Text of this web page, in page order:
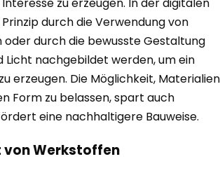
durch die Verwendung von
oder durch die bewusste Gestaltung
Licht nachgebildet werden, um ein
erzeugen. Die Möglichkeit, Materialien
Form zu belassen, spart auch
eine nachhaltigere Bauweise.
von Werkstoffen